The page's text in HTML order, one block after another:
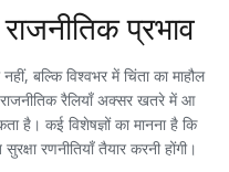
प्रभाव
बल्कि विश्वभर में चिंता का माहौल
रैलियाँ अक्सर खतरे में आ
है। कई विशेषज्ञों का मानना है कि
रणनीतियाँ तैयार करनी होंगी।